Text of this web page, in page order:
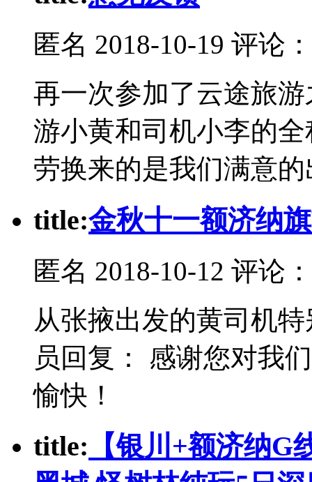
匿名 2018-10-19 评论：
再一次参加了云途旅
游小黄和司机小李的
劳换来的是我们满意
title:金秋十一额济纳
匿名 2018-10-12 评论：
从张掖出发的黄司机
员回复： 感谢您对我
愉快！
title: 【银川+额济纳